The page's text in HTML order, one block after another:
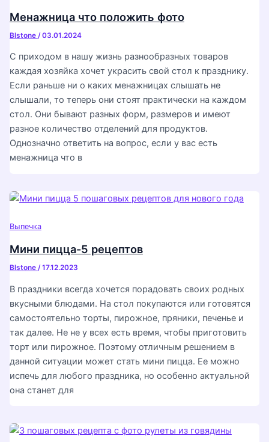
Менажница что положить фото
Blstone /03.01.2024
С приходом в нашу жизнь разнообразных товаров
каждая хозяйка хочет украсить свой стол к празднику.
Если раньше ни о каких менажницах слышать не
слышали, то теперь они стоят практически на каждом
стол. Они бывают разных форм, размеров и имеют
разное количество отделений для продуктов.
Однозначно ответить на вопрос, если у вас есть
менажница что в
Выпечка
Мини пицца-5 рецептов
Blstone /17.12.2023
В праздники всегда хочется порадовать своих родных
вкусными блюдами. На стол покупаются или готовятся
самостоятельно торты, пирожное, пряники, печенье и
так далее. Не не у всех есть время, чтобы приготовить
торт или пирожное. Поэтому отличным решением в
данной ситуации может стать мини пицца. Ее можно
испечь для любого праздника, но особенно актуальной
она станет для